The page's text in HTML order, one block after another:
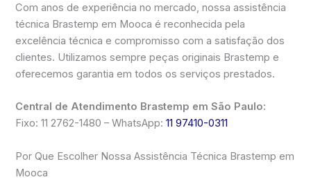
Com anos de experiência no mercado, nossa assistência
técnica Brastemp em Mooca é reconhecida pela
excelência técnica e compromisso com a satisfação dos
clientes. Utilizamos sempre peças originais Brastemp e
oferecemos garantia em todos os serviços prestados.
Central de Atendimento Brastemp em São Paulo:
Fixo: 11 2762-1480 – WhatsApp:11 97410-0311
Por Que Escolher Nossa Assistência Técnica Brastemp em
Mooca